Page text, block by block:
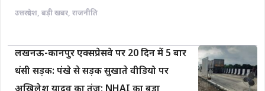
उत्तरप्रदेश, बड़ी खबर, राजनीति
लखनऊ-कानपुर एक्सप्रेसवे पर 20 दिन में 5 बार
धंसी सड़क: पंखे से सड़क सुखाते वीडियो पर